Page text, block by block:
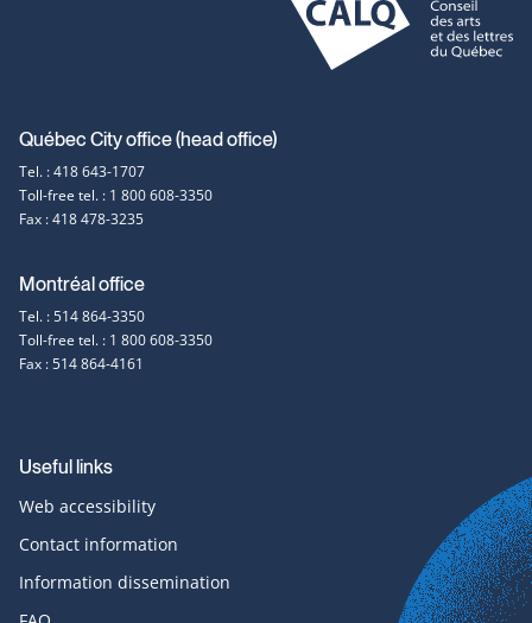
Contact
information
Québec City office (head office)
Tel. : 418 643-1707
Toll-free tel. : 1 800 608-3350
Fax : 418 478-3235
Montréal office
Tel. : 514 864-3350
Toll-free tel. : 1 800 608-3350
Fax : 514 864-4161
Useful links
Web accessibility
Contact information
Information dissemination